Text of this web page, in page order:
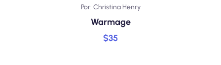
Por: Christina Henry
Warmage
$35